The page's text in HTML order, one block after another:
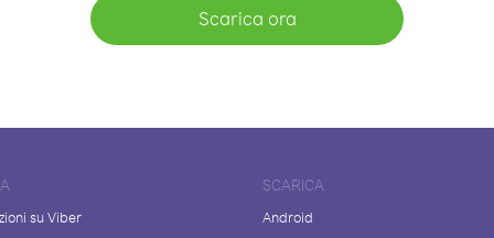
Scarica ora
su Viber
SCARICA
Android